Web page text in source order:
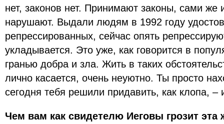
нет, законов нет. Принимают законы, сами же
нарушают. Выдали людям в 1992 году
репрессированных, сейчас опять
укладывается. Это уже, как говорится в
гранью добра и зла. Жить в таких
лично касается, очень неуютно. Ты просто
сегодня тебя решили придавить, как клопа, –
Чем вам как свидетелю Иеговы грозит эта